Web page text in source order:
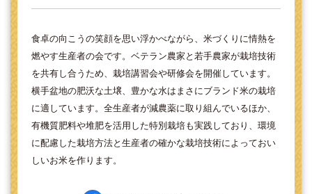
食卓の向こうの笑顔を思い浮かべながら、米づくりに情熱を
燃やす生産者の会です。ベテラン農家と若手農家が栽培技術
を共有し合うため、栽培講習会や研修会を開催しています。
横手盆地の肥沃な土壌、豊かな水はまさにブランド米の栽培
に適しています。全生産者が減農薬に取り組んでいるほか、
有機質肥料や堆肥を活用した特別栽培も実践しており、環境
に配慮した栽培方法と生産者の確かな栽培技術によっておい
しいお米を作ります。